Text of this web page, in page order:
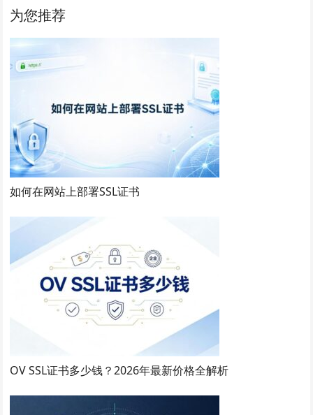
为您推荐
如何在网站上部署SSL证书
OV SSL证书多少钱？2026年最新价格全解析